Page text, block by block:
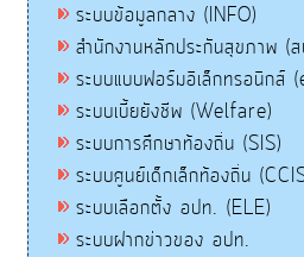
ระบบข้อมูลกลาง (INFO)
สำนักงานหลักประกันสุขภาพ (
ระบบแบบฟอร์มอิเล็กทรอนิกส์
ระบบเบี้ยยังชีพ (Welfare)
ระบบการศึกษาท้องถิ่น (SIS)
ระบบศูนย์เด็กเล็กท้องถิ่น
ระบบเลือกตั้ง อปท. (ELE)
ระบบฝากข่าวของ อปท.